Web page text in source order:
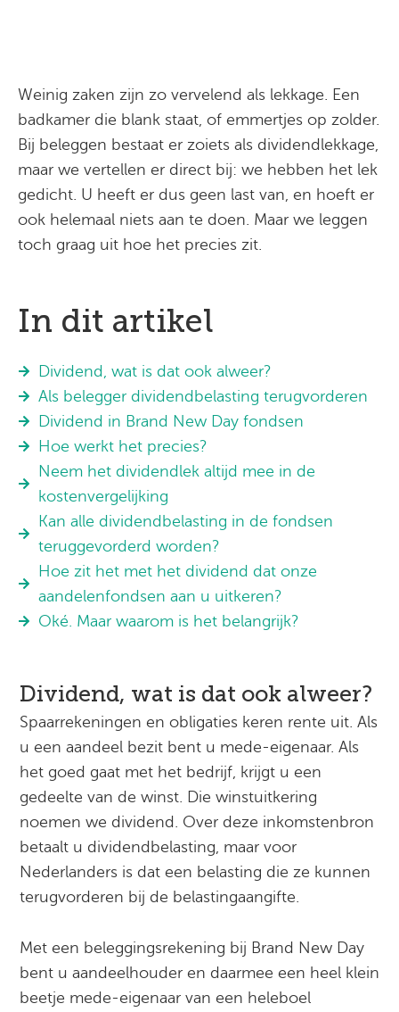
Weinig zaken zijn zo vervelend als lekkage. Een
badkamer die blank staat, of emmertjes op zolder.
Bij beleggen bestaat er zoiets als dividendlekkage,
maar we vertellen er direct bij: we hebben het lek
gedicht. U heeft er dus geen last van, en hoeft er
ook helemaal niets aan te doen. Maar we leggen
toch graag uit hoe het precies zit.
In dit artikel
Dividend, wat is dat ook alweer?
Als belegger dividendbelasting terugvorderen
Dividend in Brand New Day fondsen
Hoe werkt het precies?
Neem het dividendlek altijd mee in de
kostenvergelijking
Kan alle dividendbelasting in de fondsen
teruggevorderd worden?
Hoe zit het met het dividend dat onze
aandelenfondsen aan u uitkeren?
Oké. Maar waarom is het belangrijk?
Dividend, wat is dat ook alweer?
Spaarrekeningen en obligaties keren rente uit. Als
u een aandeel bezit bent u mede-eigenaar. Als
het goed gaat met het bedrijf, krijgt u een
gedeelte van de winst. Die winstuitkering
noemen we dividend. Over deze inkomstenbron
betaalt u dividendbelasting, maar voor
Nederlanders is dat een belasting die ze kunnen
terugvorderen bij de belastingaangifte.
Met een beleggingsrekening bij Brand New Day
bent u aandeelhouder en daarmee een heel klein
beetje mede-eigenaar van een heleboel